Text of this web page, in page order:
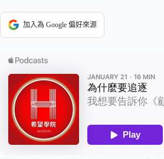
加入為 Google 偏好來源